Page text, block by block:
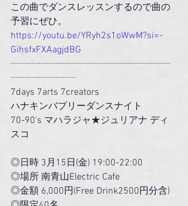
この曲でダンスレッスンするので曲の
予習にぜひ。
https://youtu.be/YRyh2s1oWwM?si=-
GihsfxFXAagjdBG
┈┈┈┈┈┈┈┈┈┈┈┈┈┈┈┈┈
┈┈┈┈┈┈┈
7days 7arts 7creators
ハナキンバブリーダンスナイト
70-90’s マハラジャ★ジュリアナ ディ
スコ
◎日時 3月15日(金) 19:00-22:00
◎場所 南青山Electric Cafe
◎金額 6,000円(Free Drink2500円分含)